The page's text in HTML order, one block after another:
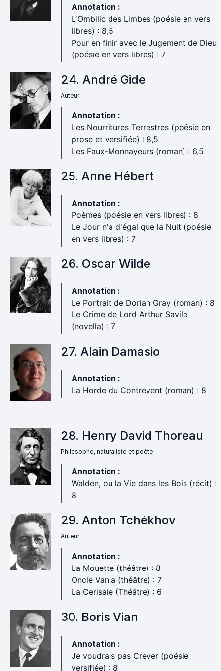
Annotation :
L'Ombilic des Limbes (poésie en vers
libres) : 8,5
Pour en finir avec le Jugement de Dieu
(poésie en vers libres) : 7
24. André Gide
Auteur
Annotation :
Les Nourritures Terrestres (poésie en
prose et versifiée) : 8,5
Les Faux-Monnayeurs (roman) : 6,5
25. Anne Hébert
Annotation :
Poèmes (poésie en vers libres) : 8
Le Jour n'a d'égal que la Nuit (poésie
en vers libres) : 7
26. Oscar Wilde
Annotation :
Le Portrait de Dorian Gray (roman) : 8
Le Crime de Lord Arthur Savile
(novella) : 7
27. Alain Damasio
Annotation :
La Horde du Contrevent (roman) : 8
28. Henry David Thoreau
Philosophe, naturaliste et poète
Annotation :
Walden, ou la Vie dans les Bois (récit) :
8
29. Anton Tchékhov
Auteur
Annotation :
La Mouette (théâtre) : 8
Oncle Vania (théâtre) : 7
La Cerisaie (Théâtre) : 6
30. Boris Vian
Annotation :
Je voudrais pas Crever (poésie
versifiée) : 8